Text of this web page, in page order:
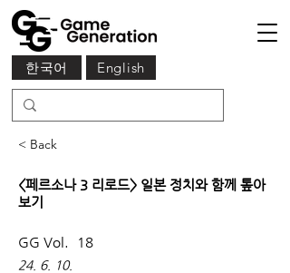
English
한국어
< Back
<페르소나 3 리로드> 일본 정치와 함께 톺아
보기
GG Vol. 18
24. 6. 10.